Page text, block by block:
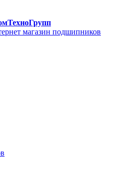
магазин подшипников